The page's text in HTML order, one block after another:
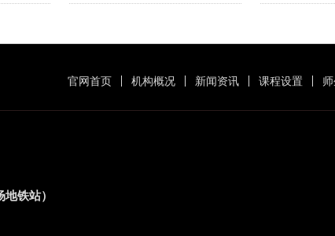
官网首页 机构概况 新闻资讯 课程设置
铁站）